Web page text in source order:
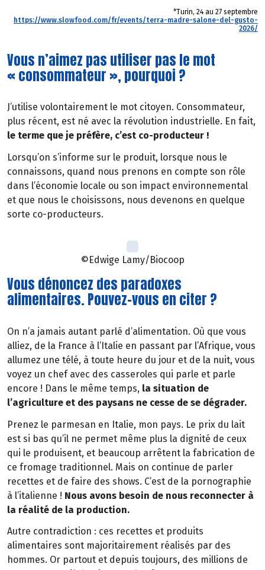
*Turin, 24 au 27 septembre
https://www.slowfood.com/fr/events/terra-madre-salone-del-gusto-
2026/
Vous n’aimez pas utiliser pas le mot
« consommateur », pourquoi ?
J’utilise volontairement le mot citoyen. Consommateur,
plus récent, est né avec la révolution industrielle. En fait,
le terme que je préfère, c’est co-producteur !
Lorsqu’on s’informe sur le produit, lorsque nous le
connaissons, quand nous prenons en compte son rôle
dans l’économie locale ou son impact environnemental
et que nous le choisissons, nous devenons en quelque
sorte co-producteurs.
©Edwige Lamy/Biocoop
Vous dénoncez des paradoxes
alimentaires. Pouvez-vous en citer ?
On n’a jamais autant parlé d’alimentation. Où que vous
alliez, de la France à l’Italie en passant par l’Afrique, vous
allumez une télé, à toute heure du jour et de la nuit, vous
voyez un chef avec des casseroles qui parle et parle
encore ! Dans le même temps, la situation de
l’agriculture et des paysans ne cesse de se dégrader.
Prenez le parmesan en Italie, mon pays. Le prix du lait
est si bas qu’il ne permet même plus la dignité de ceux
qui le produisent, et beaucoup arrêtent la fabrication de
ce fromage traditionnel. Mais on continue de parler
recettes et de faire des shows. C’est de la pornographie
à l’italienne ! Nous avons besoin de nous reconnecter à
la réalité de la production.
Autre contradiction : ces recettes et produits
alimentaires sont majoritairement réalisés par des
hommes. Or partout et depuis toujours, des millions de